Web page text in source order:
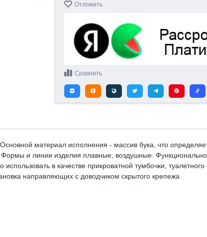
Отложить
Сравнить
материал исполнения - массив бука, что
и линии изделия плавные, воздушные.
в качестве прикроватной тумбочки,
направляющих с доводчиком скрытого крепежа